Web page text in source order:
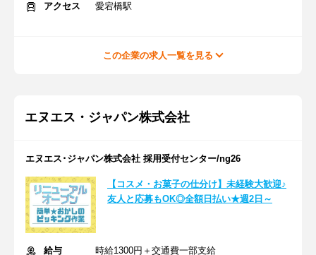
アクセス
愛宕橋駅
この企業の求人一覧を見る
エヌエス・ジャパン株式会社
エヌエス･ジャパン株式会社 採用受付センター/ng26
【コスメ・お菓子の仕分け】未経験大歓迎♪
友人と応募もOK◎全額日払い★週2日～
給与 時給1300円＋交通費一部支給